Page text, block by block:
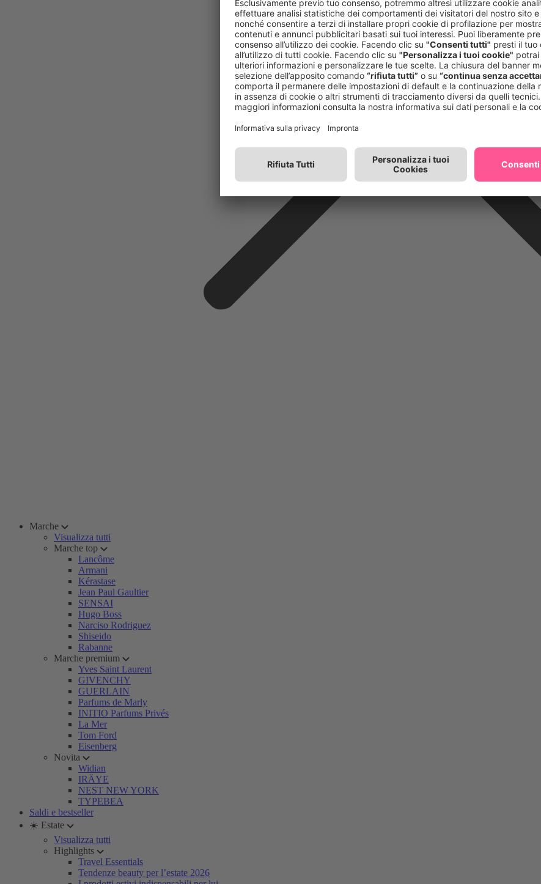
Marche
Visualizza tutti
Marche top
Lancôme
Armani
Kérastase
Jean Paul Gaultier
SENSAI
Hugo Boss
Narciso Rodriguez
Shiseido
Rabanne
Marche premium
Yves Saint Laurent
GIVENCHY
GUERLAIN
Parfums de Marly
INITIO Parfums Privés
La Mer
Tom Ford
Eisenberg
Novita
Widian
IRÄYE
NEST NEW YORK
TYPEBEA
Saldi e bestseller
☀️ Estate
Visualizza tutti
Highlights
Travel Essentials
Tendenze beauty per l’estate 2026